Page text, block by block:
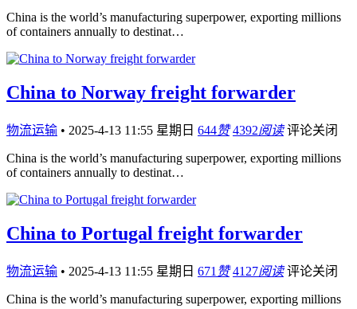
China is the world’s manufacturing superpower, exporting millions
of containers annually to destinat…
China to Norway freight forwarder
物流运输 • 2025-4-13 11:55 星期日 644赞 4392阅读 评论关闭
China is the world’s manufacturing superpower, exporting millions
of containers annually to destinat…
China to Portugal freight forwarder
物流运输 • 2025-4-13 11:55 星期日 671 赞 4127阅读 评论关闭
China is the world’s manufacturing superpower, exporting millions